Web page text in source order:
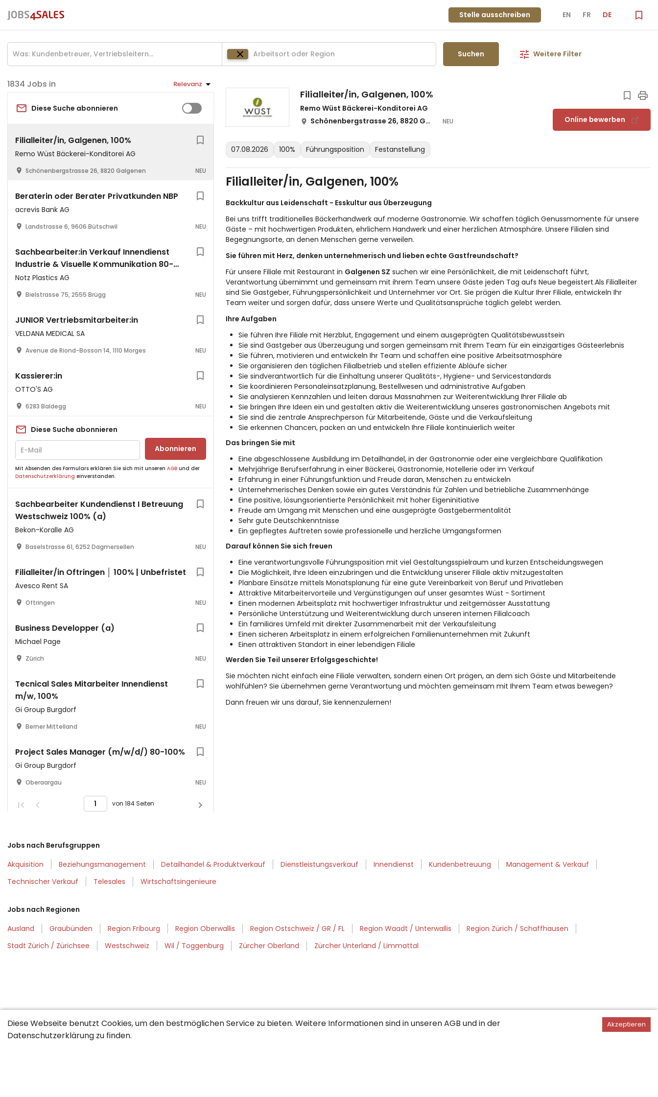
Stelle ausschreiben EN FR DE
Suchen Weitere Filter
Jobs in Relevanz
Diese Suche abonnieren
Filialleiter/in, Galgenen, 100%
Remo Wüst Bäckerei-Konditorei AG
Schönenbergstrasse 26, 8820 Galgenen NEU
Beraterin oder Berater Privatkunden NBP
acrevis Bank AG
Landstrasse 6, 9606 Bütschwil NEU
Sachbearbeiter:in Verkauf Innendienst
Industrie & Visuelle Kommunikation 80-
100%
Notz Plastics AG
Bielstrasse 75, 2555 Brügg NEU
JUNIOR Vertriebsmitarbeiter:in
VELDANA MEDICAL SA
Avenue de Riond-Bosson 14, 1110 Morges NEU
Kassierer:in
OTTO'S AG
6283 Baldegg NEU
Diese Suche abonnieren
Abonnieren
Mit Absenden des Formulars erklären Sie sich mit unseren AGB und der
Datenschutzerklärung einverstanden.
Sachbearbeiter Kundendienst I Betreuung
Westschweiz 100% (a)
Bekon-Koralle AG
Baselstrasse 61, 6252 Dagmersellen NEU
Filialleiter/in Oftringen │ 100% | Unbefristet
Avesco Rent SA
Oftringen NEU
Business Developper (a)
Michael Page
Zürich NEU
Tecnical Sales Mitarbeiter Innendienst
m/w, 100%
Gi Group Burgdorf
Berner Mittelland NEU
Project Sales Manager (m/w/d/) 80-100%
Gi Group Burgdorf
Oberaargau NEU
von 184 Seiten
Filialleiter/in, Galgenen, 100%
Remo Wüst Bäckerei-Konditorei AG
Schönenbergstrasse 26, 8820 Galgenen
NEU Online bewerben
07.08.2026 100% Führungsposition Festanstellung
Filialleiter/in, Galgenen, 100%
Backkultur aus Leidenschaft - Esskultur aus Überzeugung
Bei uns trifft traditionelles Bäckerhandwerk auf moderne Gastronomie. Wir schaffen täglich Genussmomente für unsere
Gäste – mit hochwertigen Produkten, ehrlichem Handwerk und einer herzlichen Atmosphäre. Unsere Filialen sind
Begegnungsorte, an denen Menschen gerne verweilen.
Sie führen mit Herz, denken unternehmerisch und lieben echte Gastfreundschaft?
Für unsere Filiale mit Restaurant in Galgenen SZ suchen wir eine Persönlichkeit, die mit Leidenschaft führt,
Verantwortung übernimmt und gemeinsam mit ihrem Team unsere Gäste jeden Tag aufs Neue begeistert.Als Filialleiter
sind Sie Gastgeber, Führungspersönlichkeit und Unternehmer vor Ort. Sie prägen die Kultur Ihrer Filiale, entwickeln Ihr
Team weiter und sorgen dafür, dass unsere Werte und Qualitätsansprüche täglich gelebt werden.
Ihre Aufgaben
Sie führen Ihre Filiale mit Herzblut, Engagement und einem ausgeprägten Qualitätsbewusstsein
Sie sind Gastgeber aus Überzeugung und sorgen gemeinsam mit Ihrem Team für ein einzigartiges Gästeerlebnis
Sie führen, motivieren und entwickeln Ihr Team und schaffen eine positive Arbeitsatmosphäre
Sie organisieren den täglichen Filialbetrieb und stellen effiziente Abläufe sicher
Sie sindverantwortlich für die Einhaltung unserer Qualitäts-, Hygiene- und Servicestandards
Sie koordinieren Personaleinsatzplanung, Bestellwesen und administrative Aufgaben
Sie analysieren Kennzahlen und leiten daraus Massnahmen zur Weiterentwicklung Ihrer Filiale ab
Sie bringen Ihre Ideen ein und gestalten aktiv die Weiterentwicklung unseres gastronomischen Angebots mit
Sie sind die zentrale Ansprechperson für Mitarbeitende, Gäste und die Verkaufsleitung
Sie erkennen Chancen, packen an und entwickeln Ihre Filiale kontinuierlich weiter
Das bringen Sie mit
Eine abgeschlossene Ausbildung im Detailhandel, in der Gastronomie oder eine vergleichbare Qualifikation
Mehrjährige Berufserfahrung in einer Bäckerei, Gastronomie, Hotellerie oder im Verkauf
Erfahrung in einer Führungsfunktion und Freude daran, Menschen zu entwickeln
Unternehmerisches Denken sowie ein gutes Verständnis für Zahlen und betriebliche Zusammenhänge
Eine positive, lösungsorientierte Persönlichkeit mit hoher Eigeninitiative
Freude am Umgang mit Menschen und eine ausgeprägte Gastgebermentalität
Sehr gute Deutschkenntnisse
Ein gepflegtes Auftreten sowie professionelle und herzliche Umgangsformen
Darauf können Sie sich freuen
Eine verantwortungsvolle Führungsposition mit viel Gestaltungsspielraum und kurzen Entscheidungswegen
Die Möglichkeit, Ihre Ideen einzubringen und die Entwicklung unserer Filiale aktiv mitzugestalten
Planbare Einsätze mittels Monatsplanung für eine gute Vereinbarkeit von Beruf und Privatleben
Attraktive Mitarbeitervorteile und Vergünstigungen auf unser gesamtes Wüst - Sortiment
Einen modernen Arbeitsplatz mit hochwertiger Infrastruktur und zeitgemässer Ausstattung
Persönliche Unterstützung und Weiterentwicklung durch unseren internen Filialcoach
Ein familiäres Umfeld mit direkter Zusammenarbeit mit der Verkaufsleitung
Einen sicheren Arbeitsplatz in einem erfolgreichen Familienunternehmen mit Zukunft
Einen attraktiven Standort in einer lebendigen Filiale
Werden Sie Teil unserer Erfolgsgeschichte!
Sie möchten nicht einfach eine Filiale verwalten, sondern einen Ort prägen, an dem sich Gäste und Mitarbeitende
wohlfühlen? Sie übernehmen gerne Verantwortung und möchten gemeinsam mit Ihrem Team etwas bewegen?
Dann freuen wir uns darauf, Sie kennenzulernen!
Jobs nach Berufsgruppen
Akquisition
Beziehungsmanagement Detailhandel & Produktverkauf Dienstleistungsverkauf Innendienst Kundenbetreuung
Management & Verkauf
Technischer Verkauf
Telesales Wirtschaftsingenieure
Jobs nach Regionen
Ausland
Graubünden Region Fribourg Region Oberwallis Region Ostschweiz / GR / FL Region Waadt / Unterwallis
Region Zürich / Schaffhausen
Stadt Zürich / Zürichsee
Westschweiz Wil / Toggenburg Zürcher Oberland Zürcher Unterland / Limmattal
Diese Webseite benutzt Cookies, um den bestmöglichen Service zu bieten. Weitere Informationen sind in unserenAGB und in der
Datenschutzerklärung zu finden.
Akzeptieren